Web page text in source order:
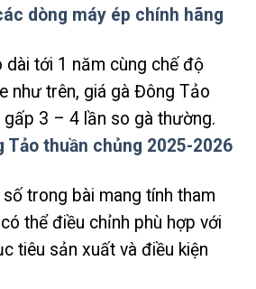
dòng máy ép chính hãng
dài tới 1 năm cùng chế độ
như trên, giá gà Đông Tảo
3 – 4 lần so gà thường.
Tảo thuần chủng 2025-2026
trong bài mang tính tham
thể điều chỉnh phù hợp với
tiêu sản xuất và điều kiện